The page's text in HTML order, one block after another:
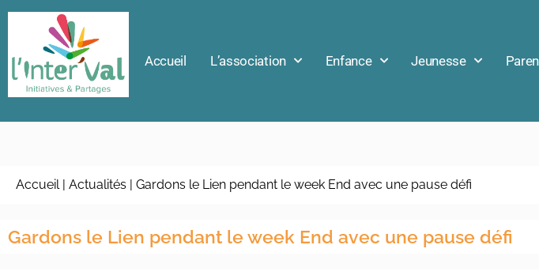
Accueil L’association Enfance Jeunesse
Accueil| Actualités | Gardons le Lien pendant le week End avec une pause défi
Gardons le Lien pendant le week End avec une pause défi